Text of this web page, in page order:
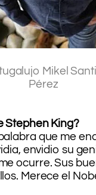
Mikel
Pérez
Stephen King?
que me
envidio su
ocurre. Sus
Merece el